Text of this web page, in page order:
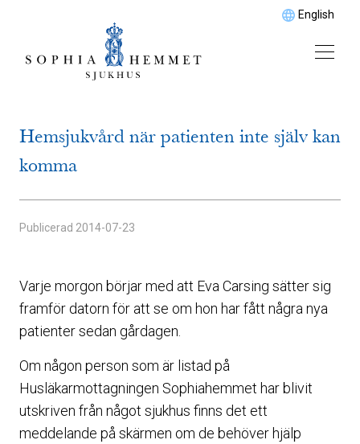
English
Hemsjukvård när patienten inte själv kan
komma
Publicerad 2014-07-23
Varje morgon börjar med att Eva Carsing sätter sig
framför datorn för att se om hon har fått några nya
patienter sedan gårdagen.
Om någon person som är listad på
Husläkarmottagningen Sophiahemmet har blivit
utskriven från något sjukhus finns det ett
meddelande på skärmen om de behöver hjälp